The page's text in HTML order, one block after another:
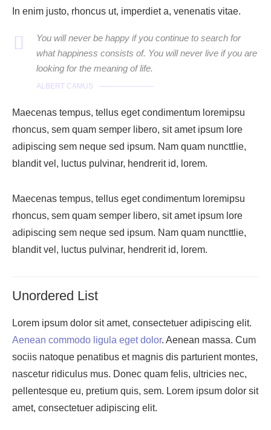
In enim justo, rhoncus ut, imperdiet a, venenatis vitae.
You will never be happy if you continue to search for
what happiness consists of. You will never live if you are
looking for the meaning of life.
ALBERT CAMUS
Maecenas tempus, tellus eget condimentum loremipsu
rhoncus, sem quam semper libero, sit amet ipsum lore
adipiscing sem neque sed ipsum. Nam quam nuncttlie,
blandit vel, luctus pulvinar, hendrerit id, lorem.
Maecenas tempus, tellus eget condimentum loremipsu
rhoncus, sem quam semper libero, sit amet ipsum lore
adipiscing sem neque sed ipsum. Nam quam nuncttlie,
blandit vel, luctus pulvinar, hendrerit id, lorem.
Unordered List
Lorem ipsum dolor sit amet, consectetuer adipiscing elit.
Aenean commodo ligula eget dolor. Aenean massa. Cum
sociis natoque penatibus et magnis dis parturient montes,
nascetur ridiculus mus. Donec quam felis, ultricies nec,
pellentesque eu, pretium quis, sem. Lorem ipsum dolor sit
amet, consectetuer adipiscing elit.